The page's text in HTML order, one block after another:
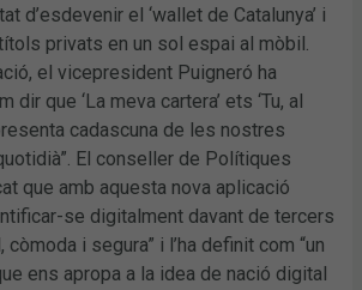
d’esdevenir el ‘wallet de Catalunya’ i
privats en un sol espai al mòbil.
el vicepresident Puigneró ha
dir que ‘La meva cartera’ ets ‘Tu, al
cadascuna de les nostres
El conseller de Polítiques
que amb aquesta nova aplicació
se digitalment davant de tercers
còmoda i segura” i l’ha definit com “un
ens apropa a la idea de nació digital